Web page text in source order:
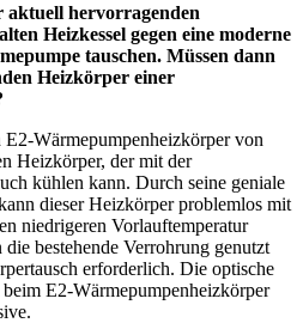
aktuell hervorragenden
Heizkessel gegen eine moderne
tauschen. Müssen dann
Heizkörper einer
Wärmepumpenheizkörper von
Heizkörper, der mit der
kühlen kann. Durch seine geniale
dieser Heizkörper problemlos mit
niedrigeren Vorlauftemperatur
bestehende Verrohrung genutzt
erforderlich. Die optische
E2-Wärmepumpenheizkörper